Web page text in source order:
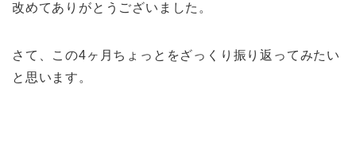
改めてありがとうございました。
さて、この4ヶ月ちょっとをざっくり振り返ってみたい
と思います。